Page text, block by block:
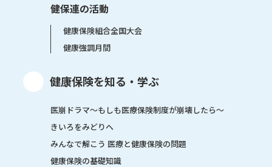
健保連の活動
健康保険組合全国大会
健康強調月間
健康保険を知る・学ぶ
医崩ドラマ〜もしも医療保険制度が崩壊したら〜
きいろをみどりへ
みんなで解こう 医療と健康保険の問題
健康保険の基礎知識